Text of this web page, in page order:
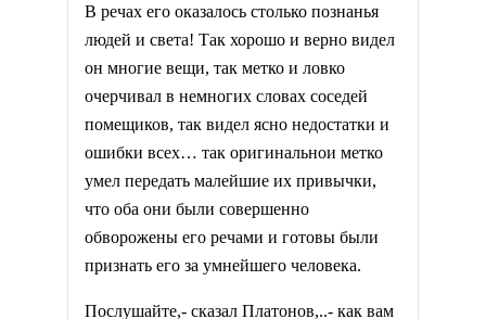
В речах его оказалось столько познанья
людей и света! Так хорошо и верно видел
он многие вещи, так метко и ловко
очерчивал в немногих словах соседей
помещиков, так видел ясно недостатки и
ошибки всех… так оригинальнои метко
умел передать малейшие их привычки,
что оба они были совершенно
обворожены его речами и готовы были
признать его за умнейшего человека.
Послушайте,- сказал Платонов,..- как вам